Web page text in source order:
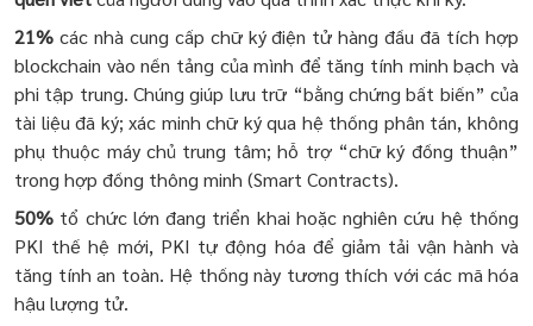
21% các nhà cung cấp chữ ký điện tử hàng đầu đã tích hợp
blockchain vào nền tảng của mình để tăng tính minh bạch và
phi tập trung. Chúng giúp lưu trữ “bằng chứng bất biến” của
tài liệu đã ký; xác minh chữ ký qua hệ thống phân tán, không
phụ thuộc máy chủ trung tâm; hỗ trợ “chữ ký đồng thuận”
trong hợp đồng thông minh (Smart Contracts).
50% tổ chức lớn đang triển khai hoặc nghiên cứu hệ thống
PKI thế hệ mới, PKI tự động hóa để giảm tải vận hành và
tăng tính an toàn. Hệ thống này tương thích với các mã hóa
hậu lượng tử.